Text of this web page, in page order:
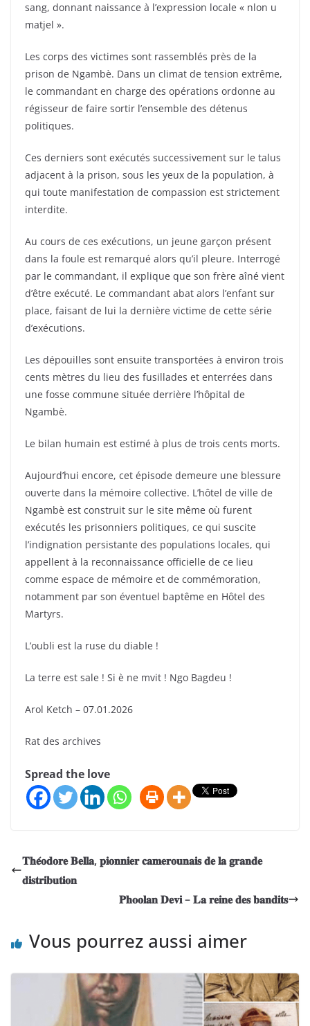
sang, donnant naissance à l’expression locale « nlon u
matjel ».
Les corps des victimes sont rassemblés près de la
prison de Ngambè. Dans un climat de tension extrême,
le commandant en charge des opérations ordonne au
régisseur de faire sortir l’ensemble des détenus
politiques.
Ces derniers sont exécutés successivement sur le talus
adjacent à la prison, sous les yeux de la population, à
qui toute manifestation de compassion est strictement
interdite.
Au cours de ces exécutions, un jeune garçon présent
dans la foule est remarqué alors qu’il pleure. Interrogé
par le commandant, il explique que son frère aîné vient
d’être exécuté. Le commandant abat alors l’enfant sur
place, faisant de lui la dernière victime de cette série
d’exécutions.
Les dépouilles sont ensuite transportées à environ trois
cents mètres du lieu des fusillades et enterrées dans
une fosse commune située derrière l’hôpital de
Ngambè.
Le bilan humain est estimé à plus de trois cents morts.
Aujourd’hui encore, cet épisode demeure une blessure
ouverte dans la mémoire collective. L’hôtel de ville de
Ngambè est construit sur le site même où furent
exécutés les prisonniers politiques, ce qui suscite
l’indignation persistante des populations locales, qui
appellent à la reconnaissance officielle de ce lieu
comme espace de mémoire et de commémoration,
notamment par son éventuel baptême en Hôtel des
Martyrs.
L’oubli est la ruse du diable !
La terre est sale ! Si è ne mvit ! Ngo Bagdeu !
Arol Ketch – 07.01.2026
Rat des archives
Spread the love
𝐓𝐡𝐞́𝐨𝐝𝐨𝐫𝐞 𝐁𝐞𝐥𝐥𝐚, 𝐩𝐢𝐨𝐧𝐧𝐢𝐞𝐫 𝐜𝐚𝐦𝐞𝐫𝐨𝐮𝐧𝐚𝐢𝐬 𝐝𝐞 𝐥𝐚 𝐠𝐫𝐚𝐧𝐝𝐞
𝐝𝐢𝐬𝐭𝐫𝐢𝐛𝐮𝐭𝐢𝐨𝐧
𝐏𝐡𝐨𝐨𝐥𝐚𝐧 𝐃𝐞𝐯𝐢 – 𝐋𝐚 𝐫𝐞𝐢𝐧𝐞 𝐝𝐞𝐬 𝐛𝐚𝐧𝐝𝐢𝐭𝐬
Vous pourrez aussi aimer